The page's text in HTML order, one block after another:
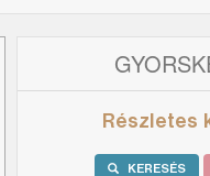
Részletes
KERESÉS